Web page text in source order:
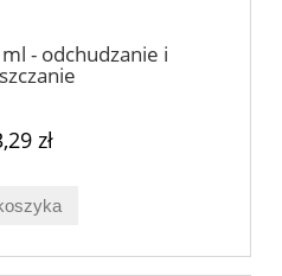
- odchudzanie i
zł